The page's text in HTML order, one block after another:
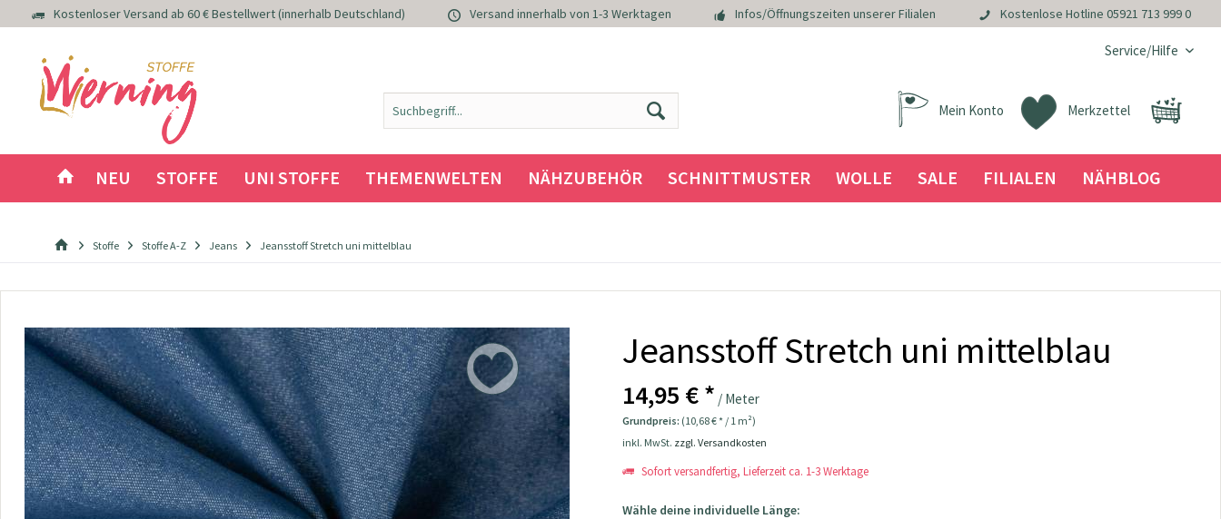
Kostenloser Versand ab 60 € Bestellwert (innerhalb Deutschland) Versand innerhalb von 1-3 Werktagen Infos/Öffnungszeiten unserer Filialen Kostenlose Hotline 05921 713 999 0
Service/Hilfe
Merkzettel
Mein Konto
NEU STOFFE UNI STOFFE THEMENWELTEN NÄHZUBEHÖR SCHNITTMUSTER WOLLE SALE FILIALEN NÄHBLOG
Stoffe Stoffe A-Z Jeans Jeansstoff Stretch uni mittelblau
Jeansstoff Stretch uni mittelblau
14,95 € * / Meter
Grundpreis: (10,68 € * / 1 m²)
inkl. MwSt. zzgl. Versandkosten
Sofort versandfertig, Lieferzeit ca. 1-3 Werktage
Wähle deine individuelle Länge: